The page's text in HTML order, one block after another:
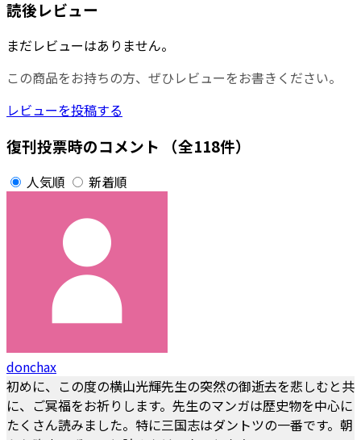
読後レビュー
まだレビューはありません。
この商品をお持ちの方、ぜひレビューをお書きください。
レビューを投稿する
復刊投票時のコメント （全118件）
人気順 新着順
donchax
初めに、この度の横山光輝先生の突然の御逝去を悲しむと共
に、ご冥福をお祈りします。先生のマンガは歴史物を中心に
たくさん読みました。特に三国志はダントツの一番です。朝